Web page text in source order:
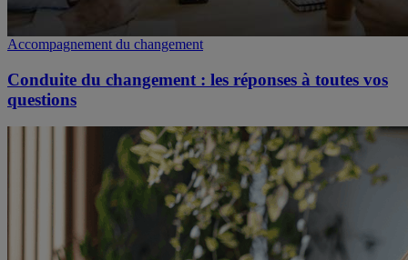
Accompagnement du changement
Conduite du changement : les réponses à toutes vos
questions